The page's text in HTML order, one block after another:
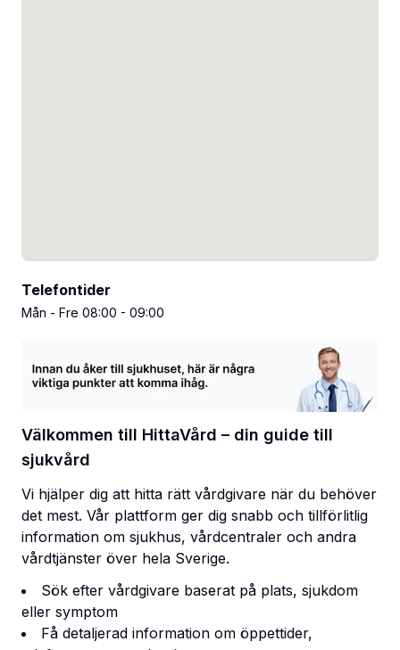
Telefontider
Mån - Fre 08:00 - 09:00
Välkommen till HittaVård – din guide till
sjukvård
Vi hjälper dig att hitta rätt vårdgivare när du behöver
det mest. Vår plattform ger dig snabb och tillförlitlig
information om sjukhus, vårdcentraler och andra
vårdtjänster över hela Sverige.
Sök efter vårdgivare baserat på plats, sjukdom
eller symptom
Få detaljerad information om öppettider,